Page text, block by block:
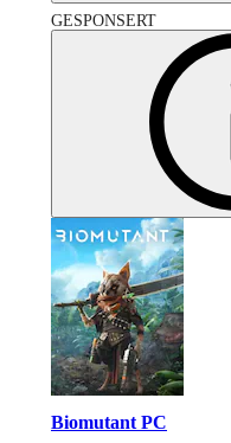
GESPONSERT
Biomutant PC